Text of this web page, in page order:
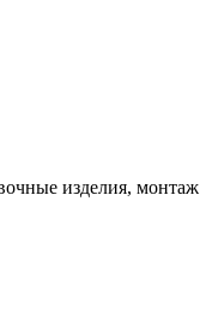
изделия, монтаж